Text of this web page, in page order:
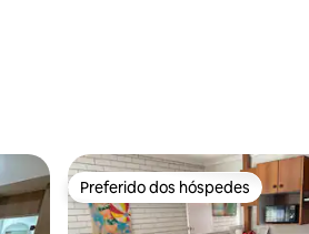
Preferido dos hóspedes
Preferido dos hóspedes